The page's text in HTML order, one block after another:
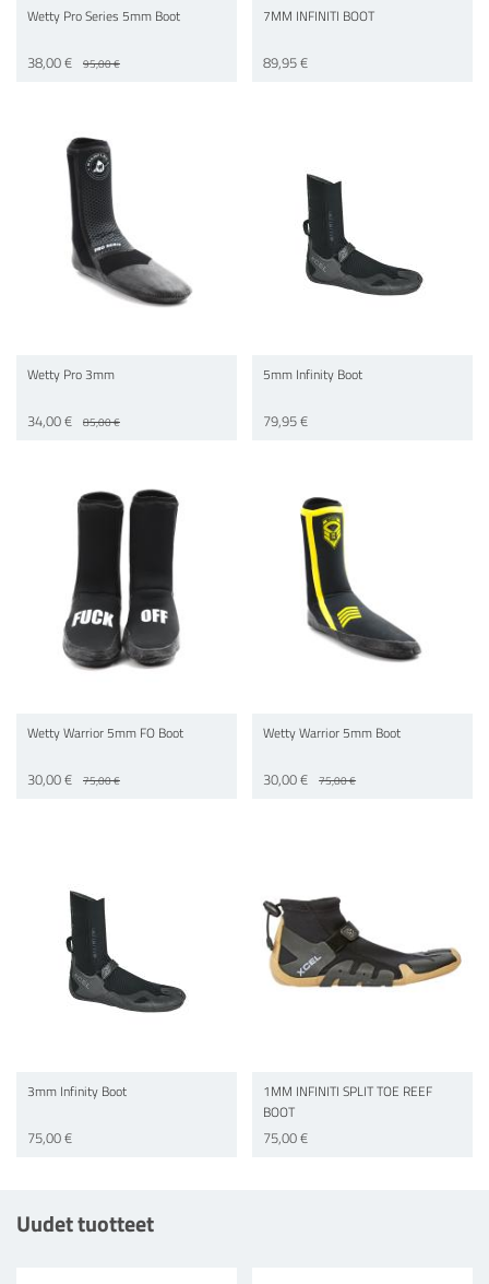
Wetty Pro Series 5mm Boot
38,00 € 95,00 €
7MM INFINITI BOOT
89,95 €
Wetty Pro 3mm
34,00 € 85,00 €
5mm Infinity Boot
79,95 €
Wetty Warrior 5mm FO Boot
30,00 € 75,00 €
Wetty Warrior 5mm Boot
30,00 € 75,00 €
3mm Infinity Boot
75,00 €
1MM INFINITI SPLIT TOE REEF
BOOT
75,00 €
Uudet tuotteet